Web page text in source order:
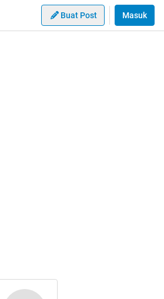
Buat Post Masuk